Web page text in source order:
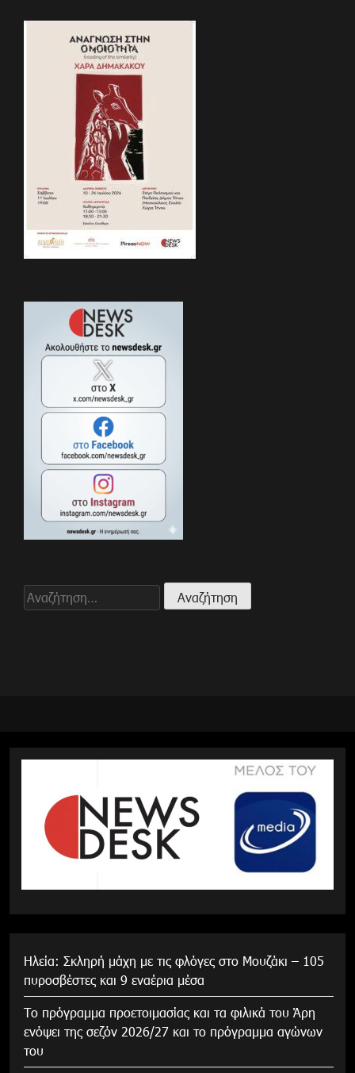
Αναζήτηση
για:
Ηλεία: Σκληρή μάχη με τις φλόγες στο Μουζάκι – 105
πυροσβέστες και 9 εναέρια μέσα
Το πρόγραμμα προετοιμασίας και τα φιλικά του Άρη
ενόψει της σεζόν 2026/27 και το πρόγραμμα αγώνων
του